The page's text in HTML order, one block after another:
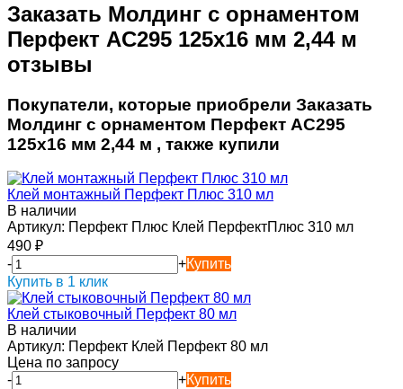
Заказать Молдинг с орнаментом
Перфект AC295 125х16 мм 2,44 м
отзывы
Покупатели, которые приобрели Заказать
Молдинг с орнаментом Перфект AC295
125х16 мм 2,44 м , также купили
Клей монтажный Перфект Плюс 310 мл
В наличии
Артикул: Перфект Плюс Клей ПерфектПлюс 310 мл
490 ₽
-
+Купить
Купить в 1 клик
Клей стыковочный Перфект 80 мл
В наличии
Артикул: Перфект Клей Перфект 80 мл
Цена по запросу
-
+Купить